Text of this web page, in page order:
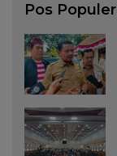
Pos Populer